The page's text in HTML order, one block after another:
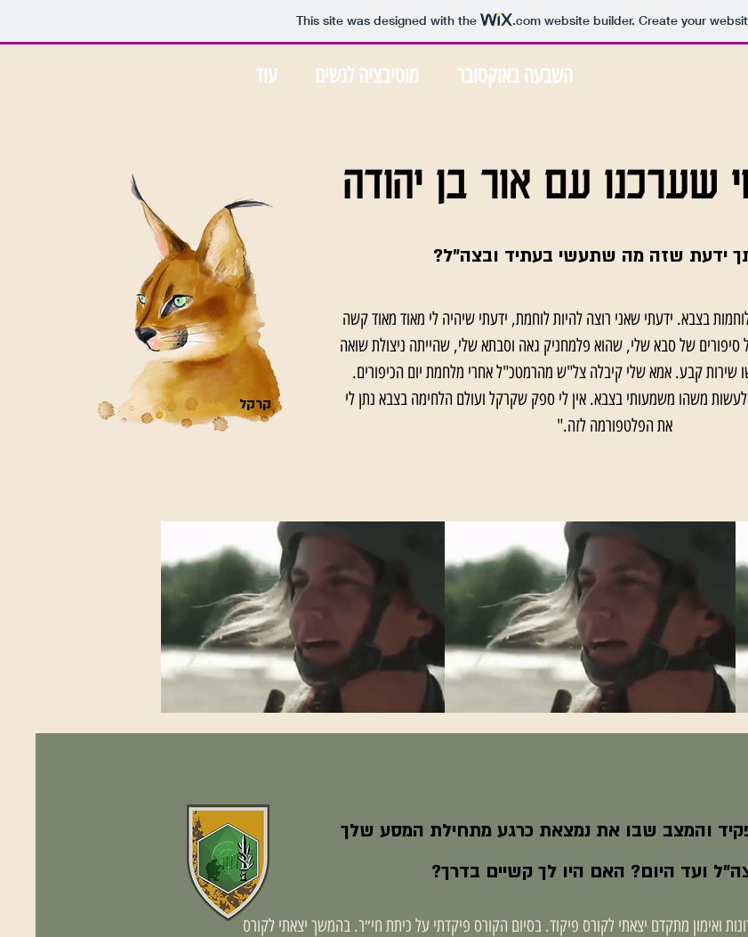
This site was designed with the .comwebsite builder. Create your
עוד מוטיבציה לנשים השבעה באוקטובר
שערכנו עם אור בן יהודה
ידעת שזה מה שתעשי בעתיד ובצה"ל?
בצבא. ידעתי שאני רוצה להיות לוחמת, ידעתי שיהיה לי מאוד מאוד קשה
של סבא שלי, שהוא פלמחניק גאה וסבתא שלי, שהייתה ניצולת שואה
שירות קבע. אמא שלי קיבלה צל"ש מהרמטכ"ל אחרי מלחמת יום הכיפורים.
לעשות משהו משמעותי בצבא. אין לי ספק שקרקל ועולם הלחימה בצבא נתן לי
את הפלטפורמה לזה."
קרקל
והמצב שבו את נמצאת כרגע מתחילת המסע שלך
ועד היום? האם היו לך קשיים בדרך?
בשנת 2007 ואחרי טירונות ואימון מתקדם יצאתי לקורס פיקוד. בסיום הקורס פיקדתי על כיתת חי״ר. בהמשך יצאתי לקורס